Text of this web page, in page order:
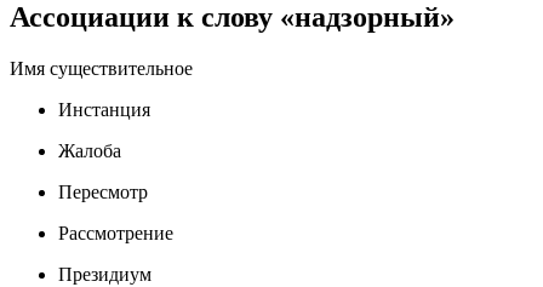
Ассоциации к слову «надзорный»
Имя существительное
Инстанция
Жалоба
Пересмотр
Рассмотрение
Президиум